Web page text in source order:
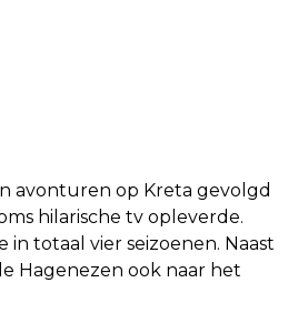
avonturen op Kreta gevolgd
hilarische tv opleverde.
in totaal vier seizoenen. Naast
Hagenezen ook naar het